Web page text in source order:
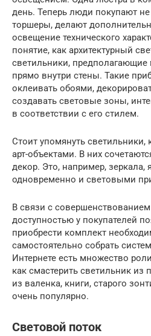
день. Теперь люди покупают не
торшеры, делают
освещение технического
понятие, как архитектурный
светильники,
прямо внутри стены. Такие
оклеивать обоями,
создавать световые зоны,
в соответствии с его стилем.
Стоит упомянуть
арт-объектами. В них
декор. Это, например, зеркала,
одновременно и световыми
В связи с
доступностью у покупателей
приобрести комплект
самостоятельно собрать
Интернете есть множество
как смастерить светильник
из валенка, книги, старого
очень популярно.
Световой поток